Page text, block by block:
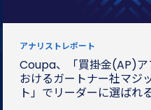
アナリストレポート
Coupa、「買掛金(AP)ア
おけるガートナー社マジ
ト」でリーダーに選ばれ